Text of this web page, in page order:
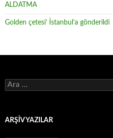
ALDATMA
Golden çetesi’ İstanbul’a gönderildi
Arama:
ARŞİV YAZILAR